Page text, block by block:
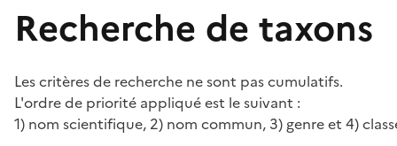
Recherche de taxons
Les critères de recherche ne sont pas cumulatifs.
L'ordre de priorité appliqué est le suivant :
1) nom scientifique, 2) nom commun, 3) genre et 4)